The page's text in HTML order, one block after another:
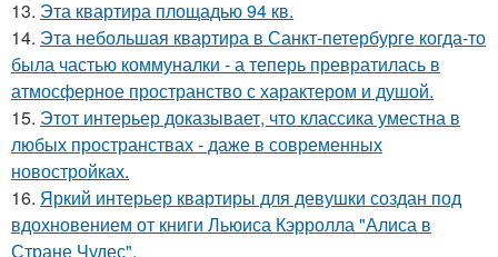
13. Эта квартира площадью 94 кв.
14. Эта небольшая квартира в Санкт-петербурге когда-то
была частью коммуналки - а теперь превратилась в
атмосферное пространство с характером и душой.
15. Этот интерьер доказывает, что классика уместна в
любых пространствах - даже в современных
новостройках.
16. Яркий интерьер квартиры для девушки создан под
вдохновением от книги Льюиса Кэрролла "Алиса в
Стране Чудес".